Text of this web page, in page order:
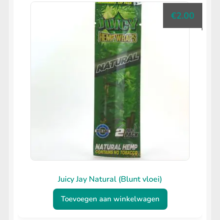
Juicy Jay Natural (Blunt vloei)
€2.00
Toevoegen aan winkelwagen